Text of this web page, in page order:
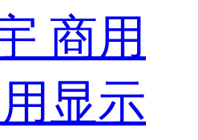
商用
显示